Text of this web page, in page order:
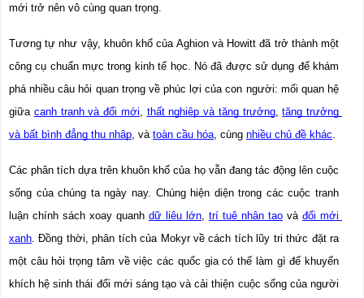
mới trở nên vô cùng quan trọng.
Tương tự như vậy, khuôn khổ của Aghion và Howitt đã trở thành một
công cụ chuẩn mực trong kinh tế học. Nó đã được sử dụng để khám
phá nhiều câu hỏi quan trọng về phúc lợi của con người: mối quan hệ
giữa cạnh tranh và đổi mới thất nghiệp và tăng trưởng, tăng trưởng
và bất bình đẳng thu nhập , và toàn cầu hóa , cùng nhiều chủ đề khác
Các phân tích dựa trên khuôn khổ của họ vẫn đang tác động lên cuộc
sống của chúng ta ngày nay. Chúng hiện diện trong các cuộc tranh
luận chính sách xoay quanh dữ liệu lớn trí tuệ nhân tạo và đổi mới
xanh . Đồng thời, phân tích của Mokyr về cách tích lũy tri ​​ thức đặt ra
một câu hỏi trọng tâm về việc các quốc gia có thể làm gì để khuyến
khích hệ sinh thái đổi mới sáng tạo và cải thiện cuộc sống của người